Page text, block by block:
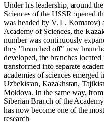
Under his leadership, around
Sciences of the USSR opened
was headed by V. L. Komarov)
Academy of Sciences, the
number was continuously
they "branched off" new
developed, the branches
transformed into separate
academies of sciences
Uzbekistan, Kazakhstan,
Moldova. In the same way, from
Siberian Branch of the
has now become one of the
research.